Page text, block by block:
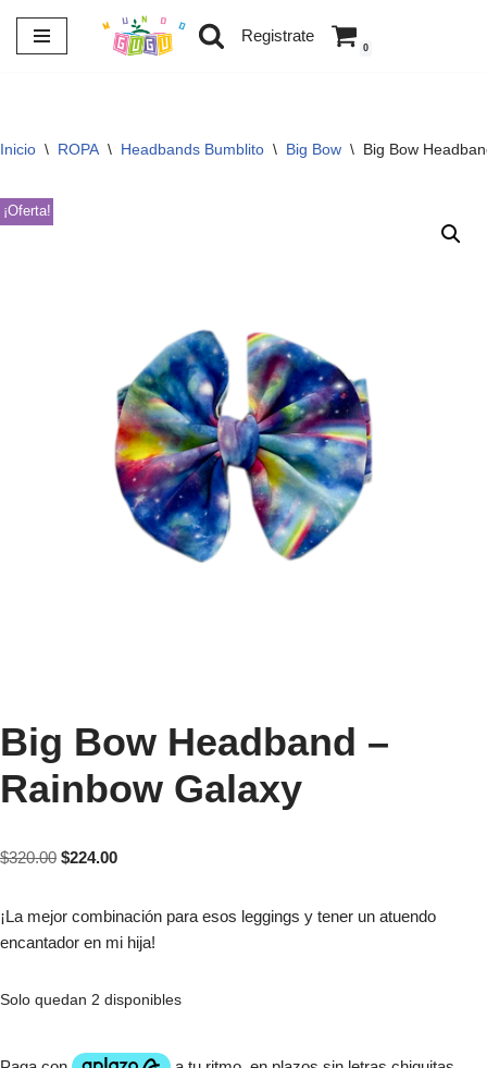
Saltar
Registrate
0
Inicio \ ROPA \ Headbands Bumblito \ Big Bow \ Big Bow
¡Oferta!
Big Bow Headband –
Rainbow Galaxy
$320.00 $224.00
¡La mejor combinación para esos leggings y tener un atuendo
encantador en mi hija!
Solo quedan 2 disponibles